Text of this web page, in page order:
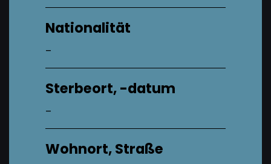
Nationalität
–
Sterbeort, -datum
–
Wohnort, Straße